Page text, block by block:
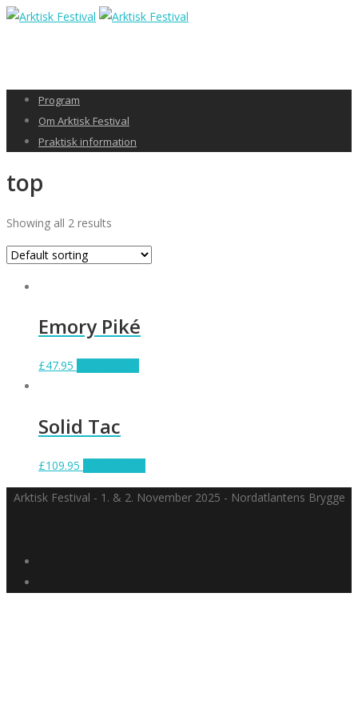
Program
Om Arktisk Festival
Praktisk information
top
Showing all 2 results
Emory Piké
£47.95
Solid Tac
£109.95
Arktisk Festival - 1. & 2. November 2025 - Nordatlantens Brygge